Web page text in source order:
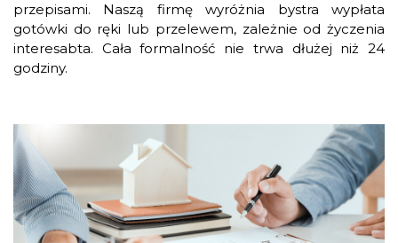
przepisami. Naszą firmę wyróżnia bystra wypłata
gotówki do ręki lub przelewem, zależnie od życzenia
interesabta. Cała formalność nie trwa dłużej niż 24
godziny.